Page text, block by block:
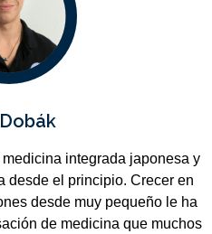
integrada japonesa y
desde el principio. Crecer en
desde muy pequeño le ha
de medicina que muchos